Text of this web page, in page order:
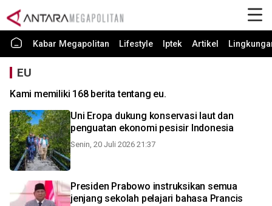
Kabar Megapolitan Lifestyle Iptek Artikel
EU
Kami memiliki 168 berita tentang eu.
Uni Eropa dukung konservasi laut dan
penguatan ekonomi pesisir Indonesia
Senin, 20 Juli 2026 21:37
Presiden Prabowo instruksikan semua
jenjang sekolah pelajari bahasa Prancis